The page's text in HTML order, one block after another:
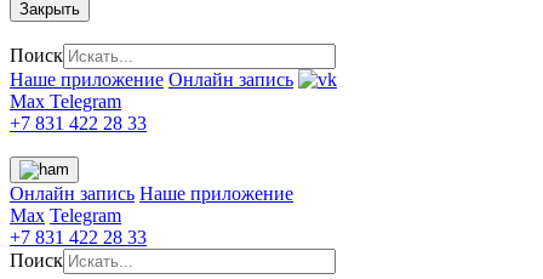
Закрыть
Поиск
Наше приложение Онлайн запись
Max Telegram
+7 831 422 28 33
Онлайн запись Наше приложение
Max Telegram
+7 831 422 28 33
Поиск